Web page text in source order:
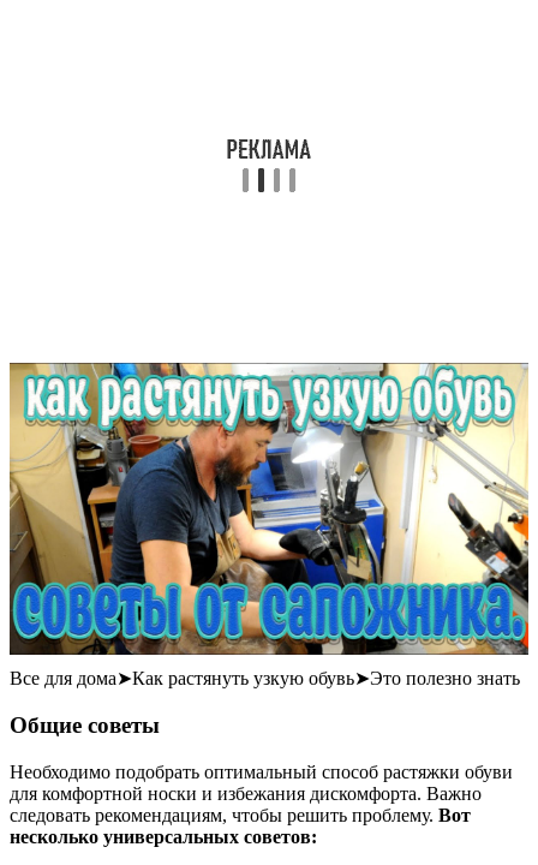
Все для дома➤Как растянуть узкую обувь➤Это полезно знать
Общие советы
Необходимо подобрать оптимальный способ растяжки обуви
для комфортной носки и избежания дискомфорта. Важно
следовать рекомендациям, чтобы решить проблему. Вот
несколько универсальных советов: